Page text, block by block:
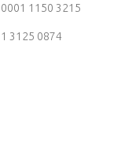
1150 3215
3125 0874